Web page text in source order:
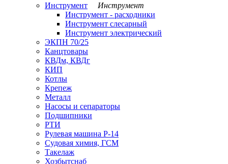
Инструмент
Инструмент
Инструмент - расходники
Инструмент слесарный
Инструмент электрический
ЭКПН 70/25
Канцтовары
КВДм, КВДг
КИП
Котлы
Крепеж
Металл
Насосы и сепараторы
Подшипники
РТИ
Рулевая машина Р-14
Судовая химия, ГСМ
Такелаж
Хозбытснаб